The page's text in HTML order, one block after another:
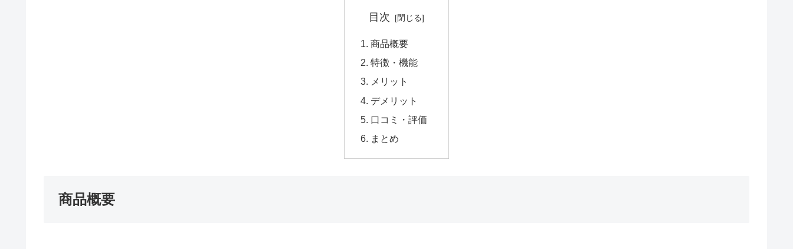
目次
商品概要
特徴・機能
メリット
デメリット
口コミ・評価
まとめ
商品概要